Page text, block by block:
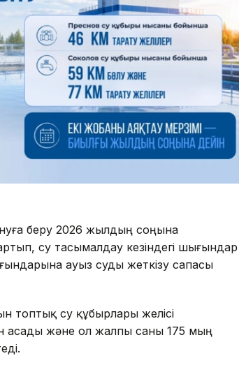
беру 2026 жылдың соңына
су тасымалдау кезіндегі шығындар
ауыз суды жеткізу сапасы
топтық су құбырлары желісі
және ол жалпы саны 175 мың